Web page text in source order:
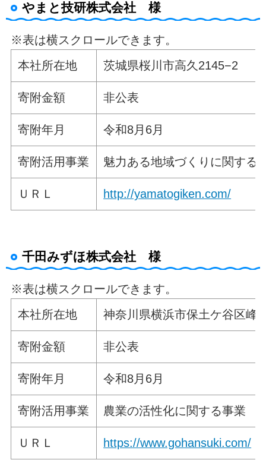
やまと技研株式会社 様
※表は横スクロールできます。
本社所在地
茨城県桜川市高久2145−2
寄附金額 非公表
寄附年月 令和8月6月
寄附活用事業 魅力ある地域づくりに関する
ＵＲＬ http://yamatogiken.com/
千田みずほ株式会社 様
※表は横スクロールできます。
本社所在地
神奈川県横浜市保土ケ谷区峰
寄附金額 非公表
寄附年月 令和8月6月
寄附活用事業 農業の活性化に関する事業
ＵＲＬ https://www.gohansuki.com/